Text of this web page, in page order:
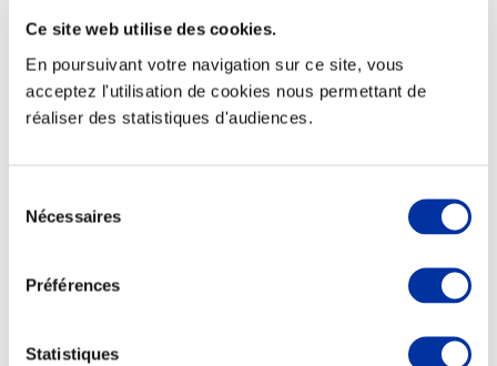
Ce site web utilise des cookies.
En poursuivant votre navigation sur ce site, vous
acceptez l'utilisation de cookies nous permettant de
réaliser des statistiques d'audiences.
Nécessaires
Préférences
Statistiques
Elevage